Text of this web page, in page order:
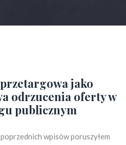
jako
odrzucenia oferty w
publicznym
wpisów poruszyłem